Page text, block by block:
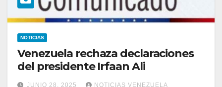
NOTICIAS
Venezuela rechaza declaraciones
del presidente Irfaan Ali
JUNIO 28, 2025 NOTICIAS VENEZUELA